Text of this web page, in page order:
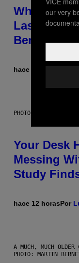
Why NASA
Laser-
Beneath
hace 12 horas
PHOTO: BATUHAN
Your Desk
Messing
Study
hace 12 horasPor
A MUCH, MUCH OLDER
PHOTO: MARTIN
our very